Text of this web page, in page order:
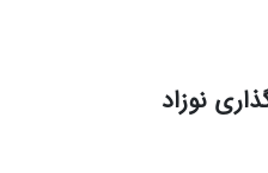
نوزاد